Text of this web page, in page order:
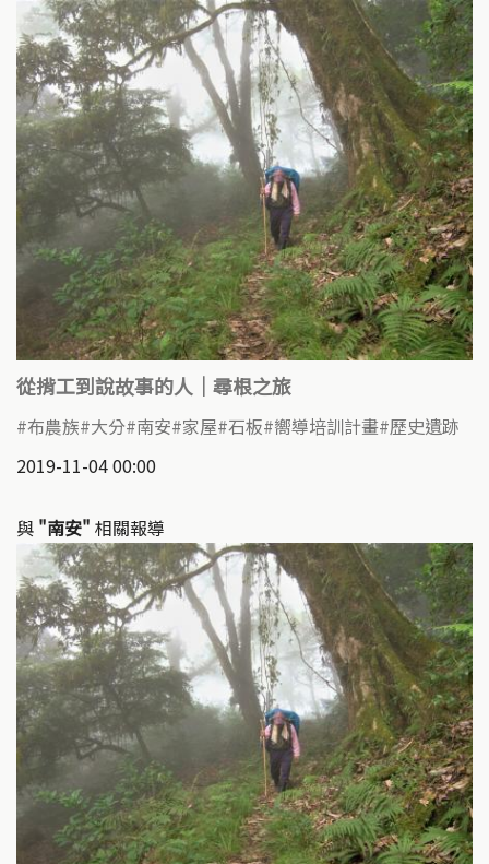
從揹工到說故事的人｜尋根之旅
布農族 大分 南安 家屋 石板 嚮導培訓計畫 歷史遺跡
2019-11-04 00:00
與 "南安" 相關報導